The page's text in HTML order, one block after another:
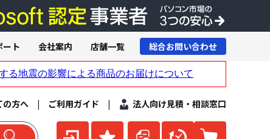
の方へ | ご利用ガイド | 法人向け見積・相談窓口
ート 会社案内 店舗一覧 総合お問い合わせ